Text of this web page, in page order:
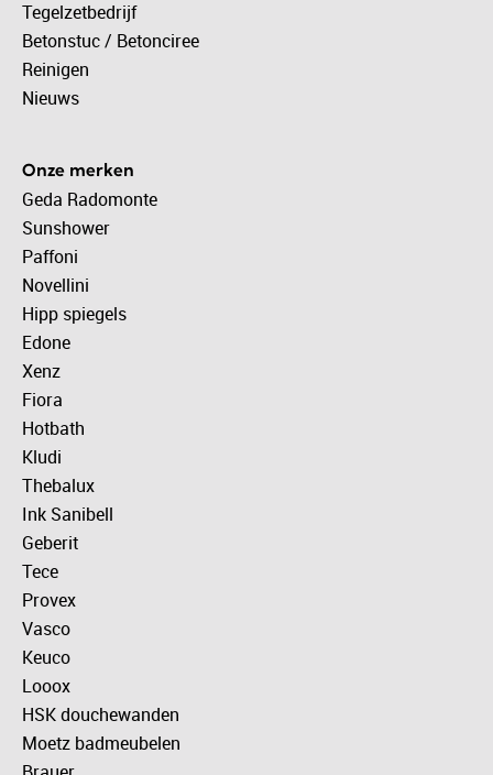
Tegelzetbedrijf
Betonstuc / Betonciree
Reinigen
Nieuws
Onze merken
Geda Radomonte
Sunshower
Paffoni
Novellini
Hipp spiegels
Edone
Xenz
Fiora
Hotbath
Kludi
Thebalux
Ink Sanibell
Geberit
Tece
Provex
Vasco
Keuco
Looox
HSK douchewanden
Moetz badmeubelen